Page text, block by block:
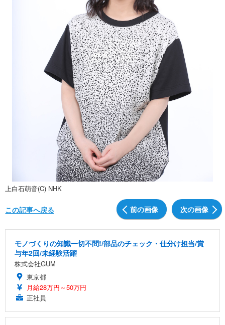
上白石萌音(C) NHK
前の画像 次の画像
この記事へ戻る
モノづくりの知識一切不問!/部品のチェック・仕分け担当/賞
与年2回/未経験活躍
株式会社GUM
東京都
月給28万円～50万円
正社員